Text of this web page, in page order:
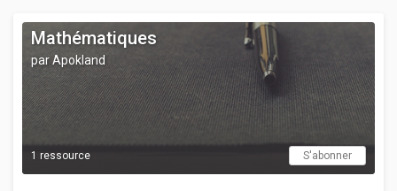
Mathématiques
par Apokland
1 ressource S'abonner